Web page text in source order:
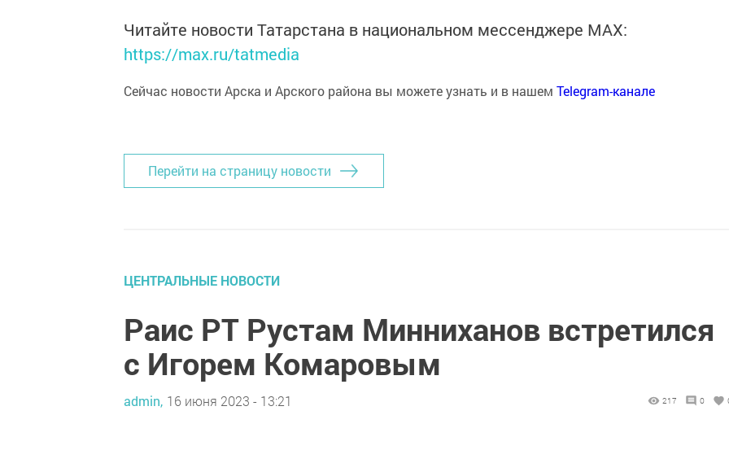
Читайте новости Татарстана в национальном мессенджере MАХ:
https://max.ru/tatmedia
Сейчас новости Арска и Арского района вы можете узнать и в нашем Telegram-канале
Перейти на страницу новости
ЦЕНТРАЛЬНЫЕ НОВОСТИ
Раис РТ Рустам Минниханов встретился
с Игорем Комаровым
admin, 16 июня 2023 - 13:21 217 0